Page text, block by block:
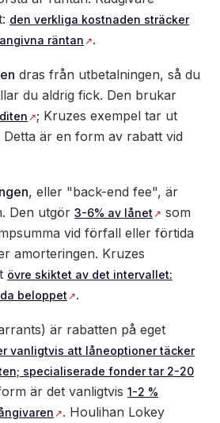
den verkliga kostnaden sträcker
räntan
.
dras från utbetalningen, så du
du aldrig fick. Den brukar
; Kruzes exempel tar ut
Detta är en form av rabatt vid
, eller "back-end fee", är
Den utgör 3-6% av lånet
som
vid förfall eller förtida
amorteringen. Kruzes
övre skiktet av det intervallet:
beloppet
.
är rabatten på eget
vanligtvis att låneoptioner täcker
specialiserade fonder tar 2-20
är det vanligtvis 1-2 %
. Houlihan Lokey